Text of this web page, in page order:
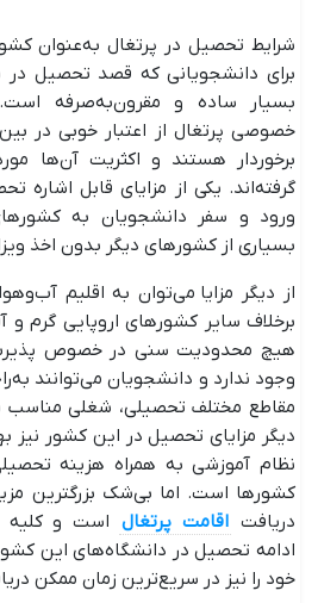
شرایط تحصیل در پرتغال به‌عنوان
برای دانشجویانی که قصد تحصیل در
بسیار ساده و مقرون‌به‌صرفه
خصوصی پرتغال از اعتبار خوبی در
برخوردار هستند و اکثریت آن‌ها
گرفته‌اند. یکی از مزایای قابل اشاره
ورود و سفر دانشجویان به
بسیاری از کشورهای دیگر بدون اخذ
از دیگر مزایا می‌توان به اقلیم
برخلاف سایر کشورهای اروپایی گرم
هیچ محدودیت سنی در خصوص پذیرش
وجود ندارد و دانشجویان می‌توانند
مقاطع مختلف تحصیلی، شغلی مناسب
دیگر مزایای تحصیل در این کشور نیز
نظام آموزشی به همراه هزینه
کشورها است. اما بی‌شک بزرگترین
دریافت اقامت پرتغال است و کلیه
ادامه تحصیل در دانشگاه‌های این
خود را نیز در سریع‌ترین زمان ممکن